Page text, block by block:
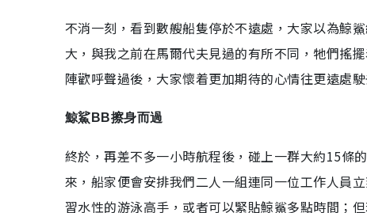
不消一刻，看到數艘船隻停於不遠處，大家以為鯨
大，與我之前在馬爾代夫見過的有所不同，牠們搖
陣歡呼聲過後，大家懷着更加期待的心情往更遠處駛
鯨鯊BB擦身而過
終於，再差不多一小時航程後，碰上一群大約15條
來，船家便會安排我們二人一組連同一位工作人員
習水性的游泳高手，或者可以緊貼鯨鯊多點時間；